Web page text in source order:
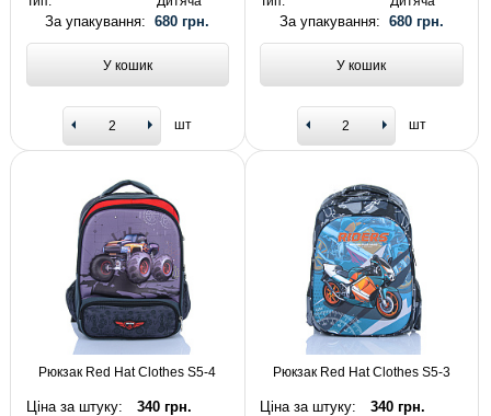
За упакування:680 грн.
У кошик
шт
За упакування: 680 грн.
У кошик
шт
Рюкзак Red Hat Clothes S5-4
Ціна за штуку: 340 грн.
Рюкзак Red Hat Clothes S5-3
Ціна за штуку: 340 грн.